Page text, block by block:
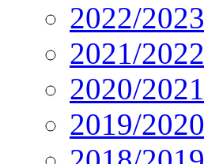
2022/2023
2021/2022
2020/2021
2019/2020